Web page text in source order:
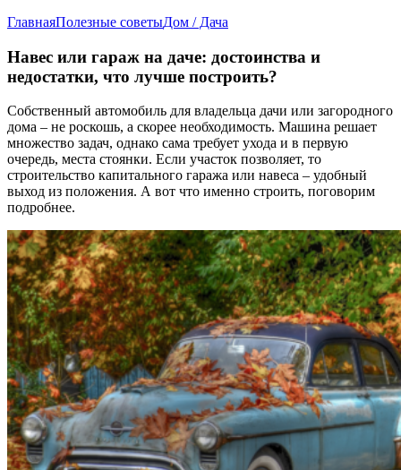
ГлавнаяПолезные советыДом / Дача
Навес или гараж на даче: достоинства и
недостатки, что лучше построить?
Собственный автомобиль для владельца дачи или загородного
дома – не роскошь, а скорее необходимость. Машина решает
множество задач, однако сама требует ухода и в первую
очередь, места стоянки. Если участок позволяет, то
строительство капитального гаража или навеса – удобный
выход из положения. А вот что именно строить, поговорим
подробнее.